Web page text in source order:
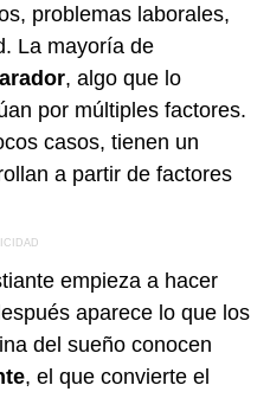
problemas laborales,
La mayoría de
, algo que lo
por múltiples factores.
casos, tienen un
a partir de factores
empieza a hacer
aparece lo que los
del sueño conocen
, el que convierte el